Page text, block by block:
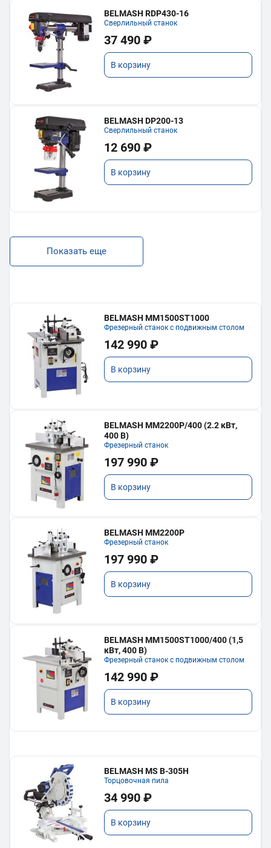
BELMASH RDP430-16
Сверлильный станок
37 490 ₽
В корзину
BELMASH DP200-13
Сверлильный станок
12 690 ₽
В корзину
Показать еще
BELMASH MM1500ST1000
Фрезерный станок с подвижным столом
142 990 ₽
В корзину
BELMASH MM2200P/400 (2.2 кВт,
400 В)
Фрезерный станок
197 990 ₽
В корзину
BELMASH MM2200P
Фрезерный станок
197 990 ₽
В корзину
BELMASH MM1500ST1000/400 (1,5
кВт, 400 В)
Фрезерный станок с подвижным столом
142 990 ₽
В корзину
BELMASH MS B-305H
Торцовочная пила
34 990 ₽
В корзину